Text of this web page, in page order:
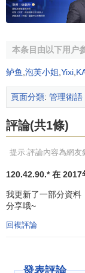
中。而對於市場的
者，事實上缺少監
1.證券監管機
證監會在名義上
是附屬機構，只
發揮。
現階段市場已
監管機構分工來
化債券；財政部主
企業債券的發行
監管方面的矛盾和
品種之間的協調配
本地政府在本
本条目由以下用户
鲈鱼 泡芙小姐 Yixi
頁面分類: 管理術語
評論(共1條)
提示:評論內容為網友
120.42.90.* 在
我更新了一部分資料
分享哦~
回複評論
發表評論